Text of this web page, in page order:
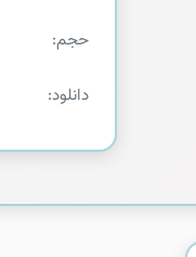
حجم:
دانلود: